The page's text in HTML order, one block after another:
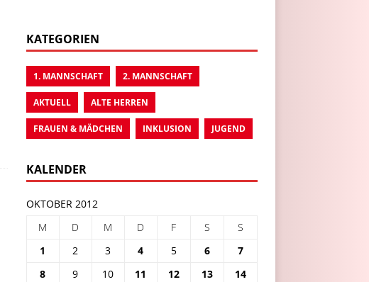
KATEGORIEN
1. MANNSCHAFT 2. MANNSCHAFT
AKTUELL ALTE HERREN
FRAUEN & MÄDCHEN INKLUSION JUGEND
KALENDER
OKTOBER 2012
M
D M D F S
S
1
2 3 4 5 6
7
8
9 10 11 12 13 14